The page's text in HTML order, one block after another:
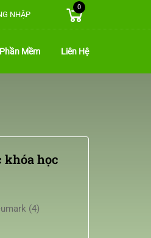
NHẬP
0
Mềm Liên Hệ
khóa học
(4)